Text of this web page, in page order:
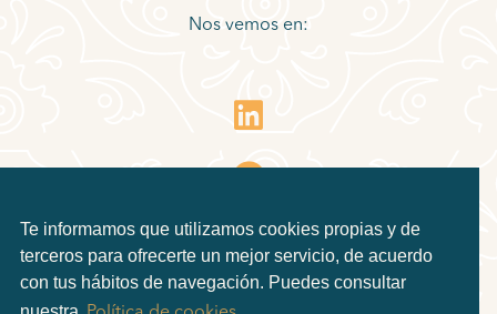
Te informamos que utilizamos cookies propias y de
terceros para ofrecerte un mejor servicio, de acuerdo
con tus hábitos de navegación. Puedes consultar
Nos vemos en: